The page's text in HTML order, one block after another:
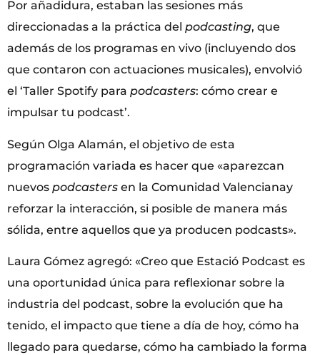
Por añadidura, estaban las sesiones más
direccionadas a la práctica del podcasting, que
además de los programas en vivo (incluyendo dos
que contaron con actuaciones musicales), envolvió
el ‘Taller Spotify para podcasters: cómo crear e
impulsar tu podcast’.
Según Olga Alamán, el objetivo de esta
programación variada es hacer que «aparezcan
nuevos podcasters en la Comunidad Valencianay
reforzar la interacción, si posible de manera más
sólida, entre aquellos que ya producen podcasts».
Laura Gómez agregó: «Creo que Estació Podcast es
una oportunidad única para reflexionar sobre la
industria del podcast, sobre la evolución que ha
tenido, el impacto que tiene a día de hoy, cómo ha
llegado para quedarse, cómo ha cambiado la forma